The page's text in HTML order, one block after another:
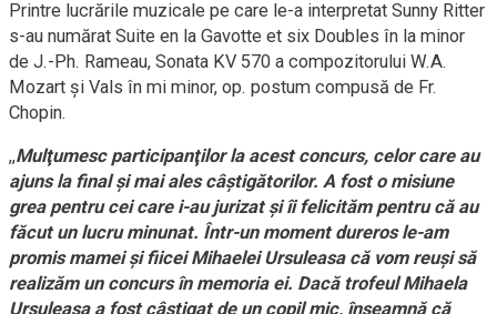
Printre lucrările muzicale pe care le-a interpretat Sunny Ritter
s-au numărat Suite en la Gavotte et six Doubles în la minor
de J.-Ph. Rameau, Sonata KV 570 a compozitorului W.A.
Mozart şi Vals în mi minor, op. postum compusă de Fr.
Chopin.
,,Mulţumesc participanţilor la acest concurs, celor care au
ajuns la final şi mai ales câştigătorilor. A fost o misiune
grea pentru cei care i-au jurizat şi îi felicităm pentru că au
făcut un lucru minunat. Într-un moment dureros le-am
promis mamei şi fiicei Mihaelei Ursuleasa că vom reuşi să
realizăm un concurs în memoria ei. Dacă trofeul Mihaela
Ursuleasa a fost câştigat de un copil mic, înseamnă că